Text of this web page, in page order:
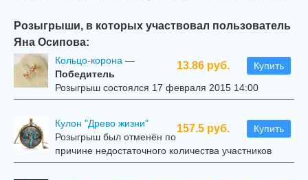
Розыгрыши, в которых участвовал пользователь
Яна Осипова:
13.86 руб. Купить
Кольцо-корона —
Победитель
Розыгрыш состоялся 17 февраля 2015 14:00
157.5 руб. Купить
Кулон "Древо жизни"
Розыгрыш был отменён по
причине недостаточного количества участников